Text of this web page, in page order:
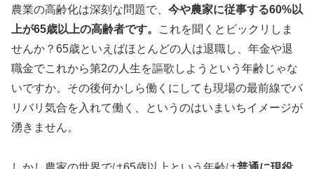
農業の高齢化は深刻な問題で、 今や農家に従事する60%以
上が65歳以上の高齢者です。
これを聞くとビックリしま
せんか？65歳といえばほとんどの人は退職し、年金や退
職金でこれから第2の人生を謳歌しようという年齢じゃな
いですか。その後何かしら働くにしても現場の最前線でバ
リバリ気合を入れて働く、というのはいまいちイメージが
湧きません。